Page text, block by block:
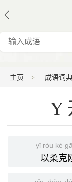
主页 成语词
Y
yǐ róu kè
以柔克